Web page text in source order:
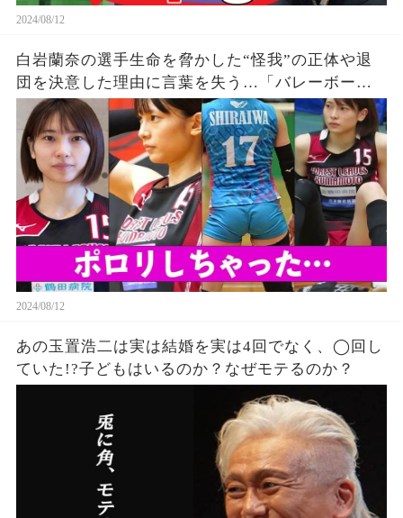
2024/08/12
白岩蘭奈の選手生命を脅かした“怪我”の正体や退
団を決意した理由に言葉を失う…「バレーボー
ル」で活躍する選手の“熱愛”の真相に驚きを隠せ
ない…
2024/08/12
あの玉置浩二は実は結婚を実は4回でなく、◯回し
ていた!?子どもはいるのか？なぜモテるのか？